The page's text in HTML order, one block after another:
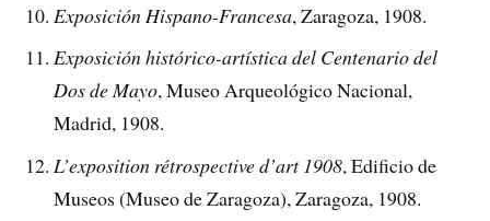
Exposición Hispano-Francesa, Zaragoza, 1908.
Exposición histórico-artística del Centenario del
Dos de Mayo, Museo Arqueológico Nacional,
Madrid, 1908.
L’exposition rétrospective d’art 1908, Edificio de
Museos (Museo de Zaragoza), Zaragoza, 1908.